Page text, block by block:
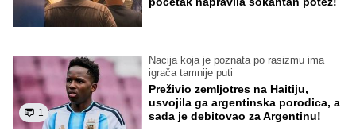
1
Nacija koja je poznata po rasizmu ima
igrača tamnije puti
Preživio zemljotres na Haitiju,
usvojila ga argentinska porodica, a
sada je debitovao za Argentinu!